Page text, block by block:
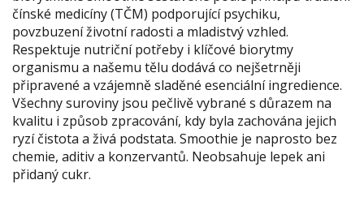
čínské medicíny (TČM) podporující psychiku,
povzbuzení životní radosti a mladistvý vzhled.
Respektuje nutriční potřeby i klíčové biorytmy
organismu a našemu tělu dodává co nejšetrněji
připravené a vzájemně sladěné esenciální ingredience.
Všechny suroviny jsou pečlivě vybrané s důrazem na
kvalitu i způsob zpracování, kdy byla zachována jejich
ryzí čistota a živá podstata. Smoothie je naprosto bez
chemie, aditiv a konzervantů. Neobsahuje lepek ani
přidaný cukr.